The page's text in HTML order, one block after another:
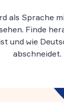
als Sprache
Finde
und wie
abschneidet.